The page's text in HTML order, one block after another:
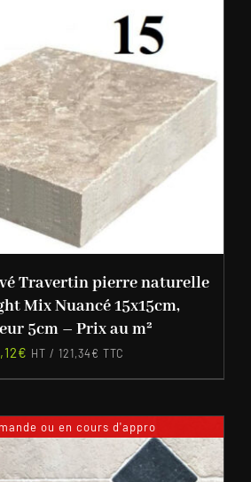
Travertin pierre naturelle
Mix Nuancé 15x15cm,
5cm – Prix au m²
€ HT / 121,34€ TTC
ou en cours d'appro